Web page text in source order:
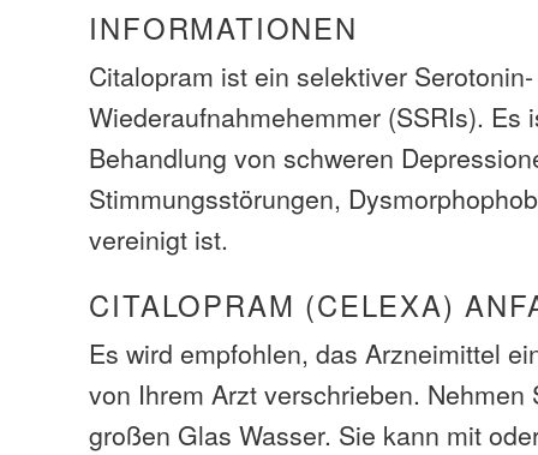
INFORMATIONEN
Citalopram ist ein selektiver Serotonin-
Wiederaufnahmehemmer (SSRIs). Es
Behandlung von schweren
Stimmungsstörungen,
vereinigt ist.
CITALOPRAM (CELEXA)
Es wird empfohlen, das Arzneimittel
von Ihrem Arzt verschrieben. Nehmen
großen Glas Wasser. Sie kann mit